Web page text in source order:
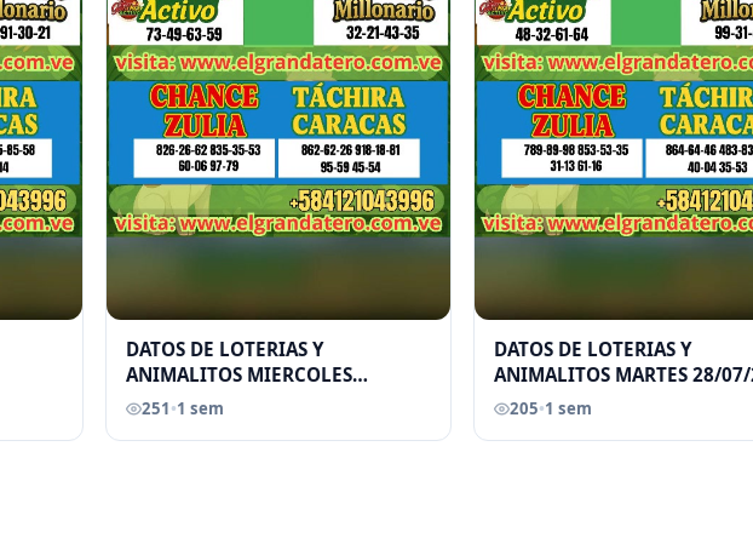
DATOS DE LOTERIAS Y
ANIMALITOS MIERCOLES
29/07/2026 ELGRANDATERO JOSE
251•1 sem
DATOS DE LOTERIAS Y
ANIMALITOS MARTES 28/07/
ELGRANDATERO JOSE EREU
205•1 sem